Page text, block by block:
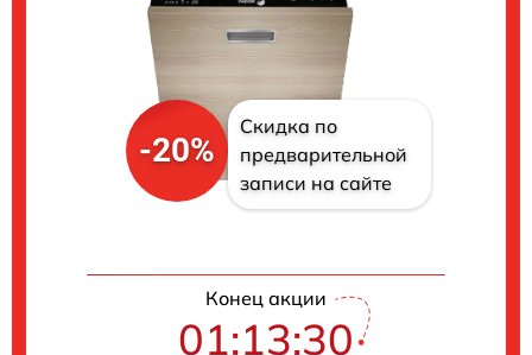
-20%
Скидка по
предварительной
записи на сайте
Конец акции
01:13:29